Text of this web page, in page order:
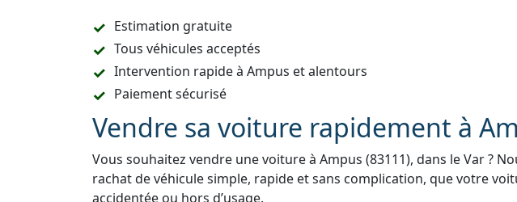
Estimation gratuite
Tous véhicules acceptés
Intervention rapide à Ampus et alentours
Paiement sécurisé
Vendre sa voiture rapidement à
Vous souhaitez vendre une voiture à Ampus (83111), dans le Var ?
rachat de véhicule simple, rapide et sans complication, que votre
accidentée ou hors d’usage.